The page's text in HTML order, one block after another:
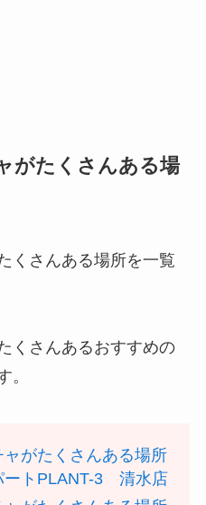
がたくさんある場
くさんある場所を一覧
くさんあるおすすめの
。
がたくさんある場所
トPLANT-3 清水店